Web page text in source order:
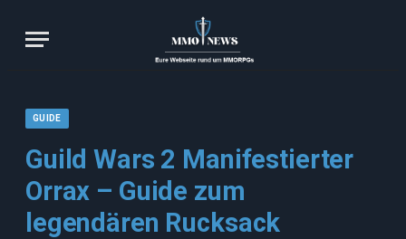
GUIDE
Guild Wars 2 Manifestierter
Orrax – Guide zum
legendären Rucksack